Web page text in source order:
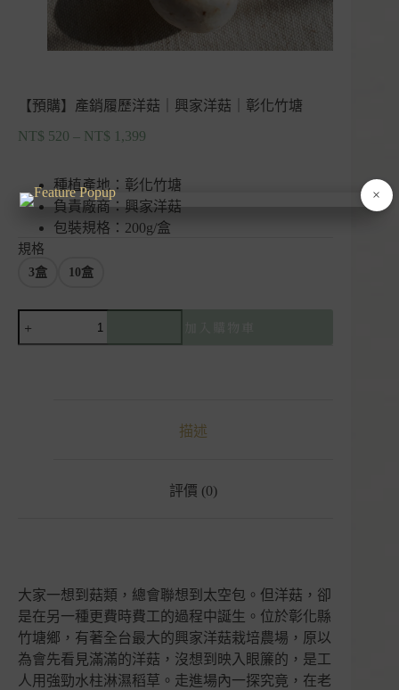
【預購】產銷履歷洋菇｜興家洋菇｜彰化竹塘
NT$ 520 – NT$ 1,399
範
圍：
NT$ 520
種植產地：彰化竹塘
負責廠商：興家洋菇
包裝規格：200g/盒
規格
3盒 10盒
化
竹
塘
數
量
描述
評價 (0)
大家一想到菇類，總會聯想到太空包。但洋菇，卻
是在另一種更費時費工的過程中誕生。位於彰化縣
竹塘鄉，有著全台最大的興家洋菇栽培農場，原以
為會先看見滿滿的洋菇，沒想到映入眼簾的，是工
人用強勁水柱淋濕稻草。走進場內一探究竟，在老
×